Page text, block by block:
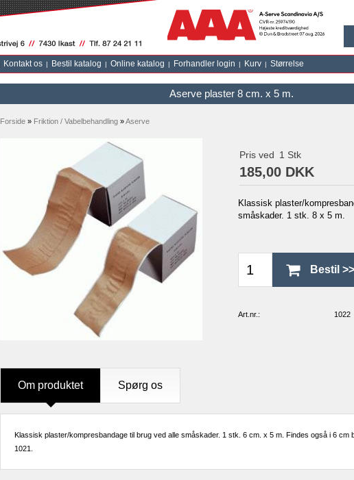
Kontakt os Bestil katalog Online katalog Forhandler login Kurv Størrelse
Aserve plaster 8 cm. x 5 m.
Forside » Friktion / Vabelbehandling »Aserve
Pris ved 1 Stk
185,00 DKK
Klassisk plaster/
småskader. 1 stk. 8 x 5 m.
1022
Art.nr.:
Om produktet Spørg os
Klassisk plaster/kompresbandage til brug ved alle småskader. 1 stk. 6 cm. x 5 m. Findes også i 6 cm
1021.